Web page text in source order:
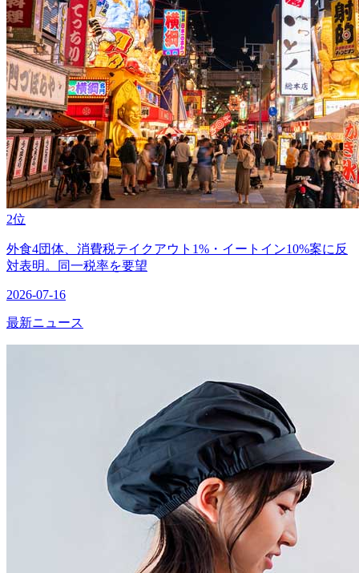
2位
外食4団体、消費税テイクアウト1%・イートイン10%案に反
対表明。同一税率を要望
2026-07-16
最新ニュース